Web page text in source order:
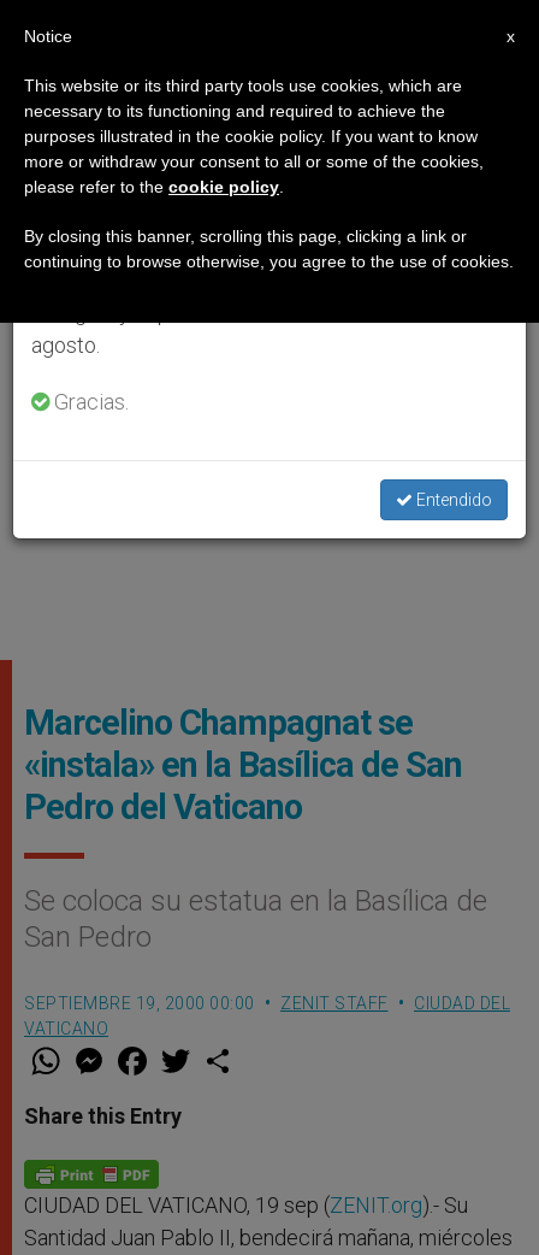
Marcelino Champagnat se
«instala» en la Basílica de San
Pedro del Vaticano
Se coloca su estatua en la Basílica de
San Pedro
SEPTIEMBRE 19, 2000 00:00 ZENIT STAFF
CIUDAD DEL
VATICANO
W
t
s
p
p
M
e
s
e
g
e
r
F
a
e
b
o
k
w
Share this Entry
CIUDAD DEL VATICANO, 19 sep (ZENIT.org).- Su
Santidad Juan Pablo II, bendecirá mañana, miércoles
×
Aviso importante
Del 27 de julio al 7 de agosto haremos la pausa
anual, aprovechando que en el periodo de verano
se generan menos informaciones y también el
agosto.
Gracias.
Entendido
x
Notice
This website or its third party tools use cookies, which are
necessary to its functioning and required to achieve the
purposes illustrated in the cookie policy. If you want to know
more or withdraw your consent to all or some of the cookies,
please refer to the cookie policy
By closing this banner, scrolling this page, clicking a link or
continuing to browse otherwise, you agree to the use of cookies.